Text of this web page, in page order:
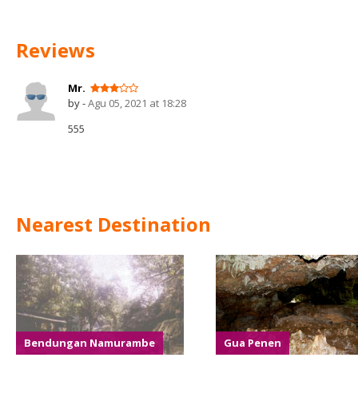
Reviews
Mr.
by -Agu 05, 2021 at 18:28
555
Nearest Destination
Bendungan Namurambe Gua Penen